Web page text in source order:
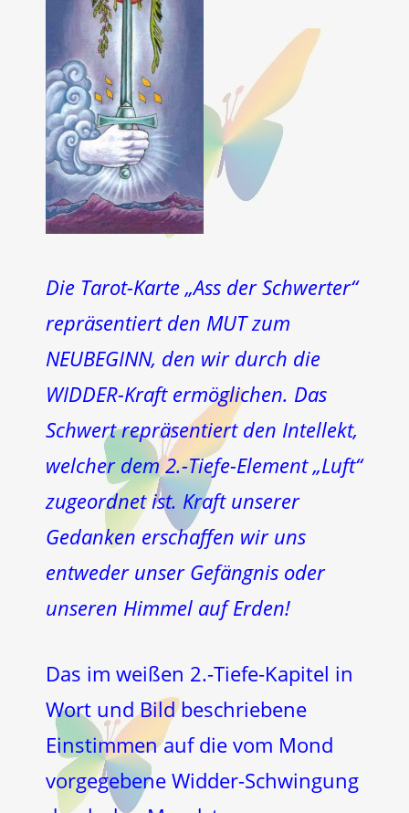
Die Tarot-Karte „Ass der Schwerter“
repräsentiert den MUT zum
NEUBEGINN, den wir durch die
WIDDER-Kraft ermöglichen. Das
Schwert repräsentiert den Intellekt,
welcher dem 2.-Tiefe-Element „Luft“
zugeordnet ist. Kraft unserer
Gedanken erschaffen wir uns
entweder unser Gefängnis oder
unseren Himmel auf Erden!
Das im weißen 2.-Tiefe-Kapitel in
Wort und Bild beschriebene
Einstimmen auf die vom Mond
vorgegebene Widder-Schwingung